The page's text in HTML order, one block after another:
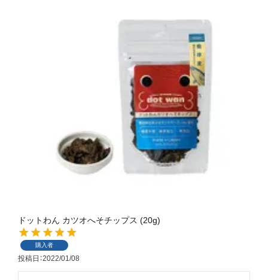
ドットわん カツオへそチップス (20g)
購入者
投稿日 2022/01/08